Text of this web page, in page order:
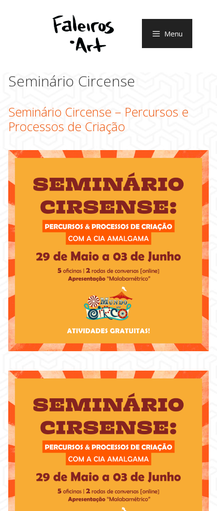
Menu
Seminário Circense
Seminário Circense – Percursos e
Processos de Criação